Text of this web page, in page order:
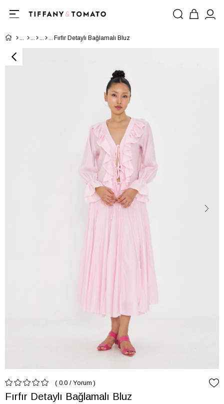
Fırfır Detaylı Bağlamalı Bluz
0.0 / Yorum
Fırfır Detaylı Bağlamalı Bluz